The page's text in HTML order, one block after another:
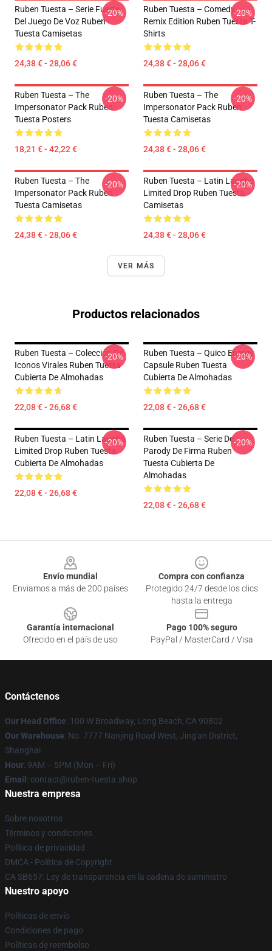
Ruben Tuesta – Serie Fuerte
Del Juego De Voz Ruben
Tuesta Camisetas
24,38 € - 28,06 €
-20%
Ruben Tuesta – Comedy
Remix Edition Ruben Tuesta T-
Shirts
24,38 € - 28,06 €
-20%
Ruben Tuesta – The
Impersonator Pack Ruben
Tuesta Posters
18,21 € - 42,22 €
-20%
Ruben Tuesta – The
Impersonator Pack Ruben
Tuesta Camisetas
24,38 € - 28,06 €
-20%
Ruben Tuesta – The
Impersonator Pack Ruben
Tuesta Camisetas
24,38 € - 28,06 €
-20%
Ruben Tuesta – Latin Laughs
Limited Drop Ruben Tuesta
Camisetas
24,38 € - 28,06 €
-20%
VER MÁS
Productos relacionados
Ruben Tuesta – Colección De
Iconos Virales Ruben Tuesta
Cubierta De Almohadas
22,08 € - 26,68 €
-20%
Ruben Tuesta – Quico Energy
Capsule Ruben Tuesta
Cubierta De Almohadas
22,08 € - 26,68 €
-20%
Ruben Tuesta – Latin Laughs
Limited Drop Ruben Tuesta
Cubierta De Almohadas
22,08 € - 26,68 €
-20%
Ruben Tuesta – Serie De
Parody De Firma Ruben
Tuesta Cubierta De
Almohadas
22,08 € - 26,68 €
-20%
Envío mundial
Enviamos a más de 200 países
Compra con confianza
Protegido 24/7 desde los clics
hasta la entrega
Garantía internacional
Ofrecido en el país de uso
Pago 100% seguro
PayPal / MasterCard / Visa
Contáctenos
Our Head Office: 100 W Broadway, Long Beach, CA 90802
Our Warehouse: No. 7777 Nanjing Road West, Jing'an District,
Shanghai
Hour: 9AM – 5PM (Mon – Fri)
Email : contact@ruben-tuesta.shop
Nuestra empresa
Sobre nosotros
Términos y condiciones
Política de privacidad
DMCA - Política de Copyright
CA SB657: Ley de transparencia en la cadena de suministro
Nuestro apoyo
Políticas de envío
Condiciones de pago
Políticas de reembolso